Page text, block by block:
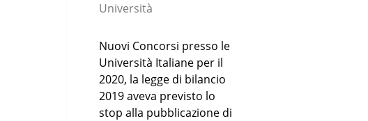
Università
Nuovi Concorsi presso le
Università Italiane per il
2020, la legge di bilancio
2019 aveva previsto lo
stop alla pubblicazione di